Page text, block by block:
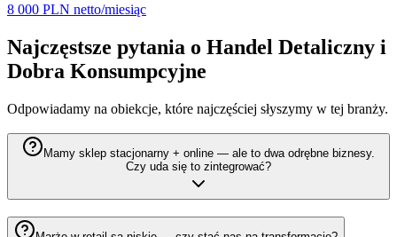
8 000 PLN netto/miesiąc
Najczęstsze pytania o Handel Detaliczny i
Dobra Konsumpcyjne
Odpowiadamy na obiekcje, które najczęściej słyszymy w tej branży.
Mamy sklep stacjonarny + online — ale to dwa odrębne biznesy.
Czy uda się to zintegrować?